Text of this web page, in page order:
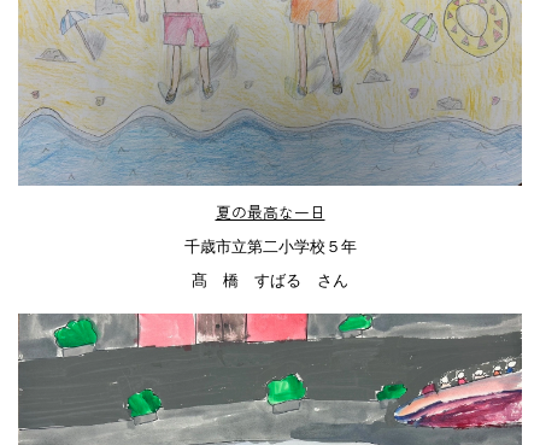
夏の最高な一日
千歳市立第二小学校５年
髙 橋 すばる さん